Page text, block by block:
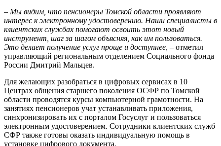
– Мы видим, что пенсионеры Томской области проявляют
интерес к электронному удостоверению. Наши специалисты в
клиентских службах помогают освоить этот новый
инструмент, шаг за шагом объясняя, как им пользоваться.
Это делает получение услуг проще и доступнее, – отметил
управляющий региональным отделением Социального фонда
России Дмитрий Мальцев.
Для желающих разобраться в цифровых сервисах в 10
Центрах общения старшего поколения ОСФР по Томской
области проводятся курсы компьютерной грамотности. На
занятиях пенсионеров учат устанавливать приложения,
синхронизировать их с порталом Госуслуг и пользоваться
электронным удостоверением. Сотрудники клиентских служб
СФР также готовы оказать индивидуальную помощь в
установке цифрового документа.